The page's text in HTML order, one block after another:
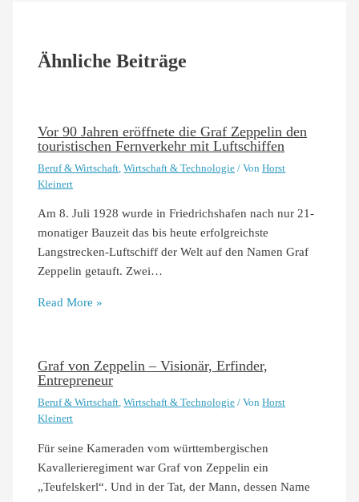
Ähnliche Beiträge
Vor 90 Jahren eröffnete die Graf Zeppelin den
touristischen Fernverkehr mit Luftschiffen
Beruf & Wirtschaft,Wirtschaft & Technologie / VonHorst
Kleinert
Am 8. Juli 1928 wurde in Friedrichshafen nach nur 21-
monatiger Bauzeit das bis heute erfolgreichste
Langstrecken-Luftschiff der Welt auf den Namen Graf
Zeppelin getauft. Zwei…
Read More »
Graf von Zeppelin – Visionär, Erfinder,
Entrepreneur
Beruf & Wirtschaft,Wirtschaft & Technologie / VonHorst
Kleinert
Für seine Kameraden vom württembergischen
Kavallerieregiment war Graf von Zeppelin ein
„Teufelskerl“. Und in der Tat, der Mann, dessen Name